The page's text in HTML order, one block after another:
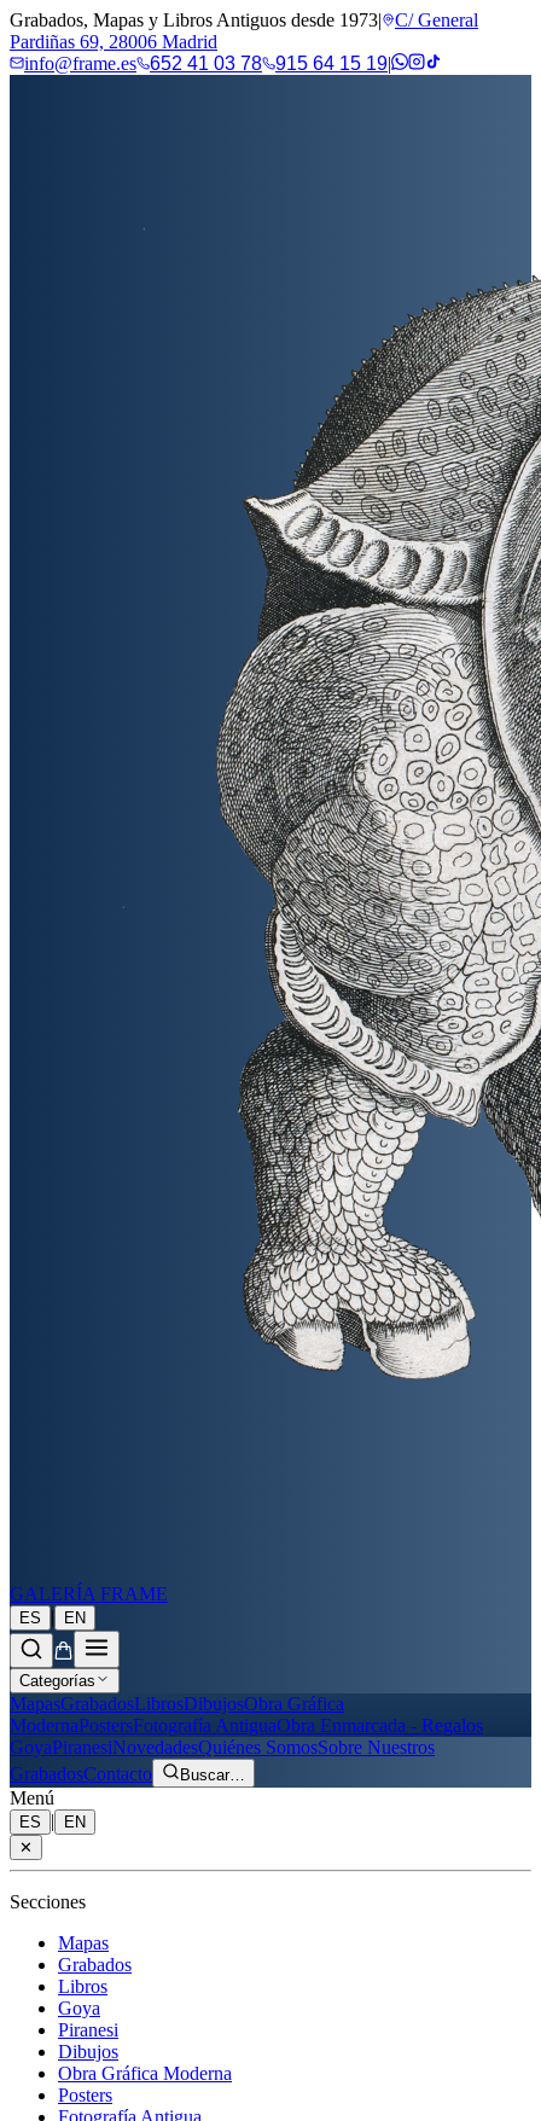
Grabados, Mapas y Libros Antiguos desde 1973|
C/ General
Pardiñas 69, 28006 Madrid
info@frame.es
652 41 03 78 915 64 15 19|
GALERÍA FRAME
ES | EN
Categorías
MapasGrabadosLibrosDibujosObra Gráfica
ModernaPostersFotografía AntiguaObra Enmarcada - Regalos
GoyaPiranesiNovedadesQuiénes SomosSobre Nuestros
GrabadosContacto Buscar…
Menú
ES |
EN
✕
Secciones
Mapas
Grabados
Libros
Goya
Piranesi
Dibujos
Obra Gráfica Moderna
Posters
Fotografía Antigua